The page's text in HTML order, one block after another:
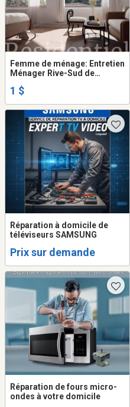
Femme de ménage: Entretien
Ménager Rive-Sud de
1 $
Réparation à domicile de
téléviseurs SAMSUNG
Prix sur demande
Réparation de fours micro-
ondes à votre domicile